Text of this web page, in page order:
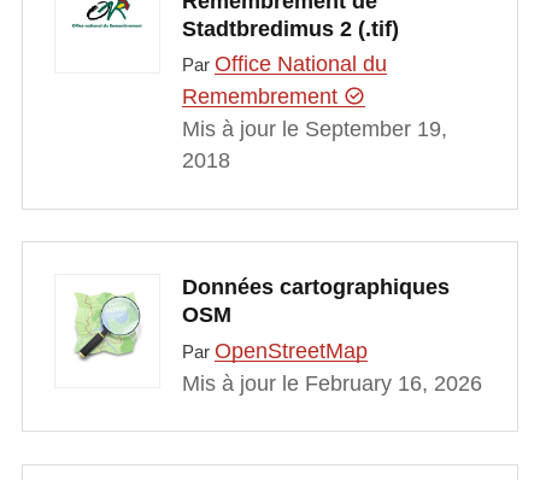
Stadtbredimus 2 (.tif)
Par Office National du
Remembrement
Mis à jour le September 19,
2018
Données cartographiques
OSM
Par OpenStreetMap
Mis à jour le February 16, 2026